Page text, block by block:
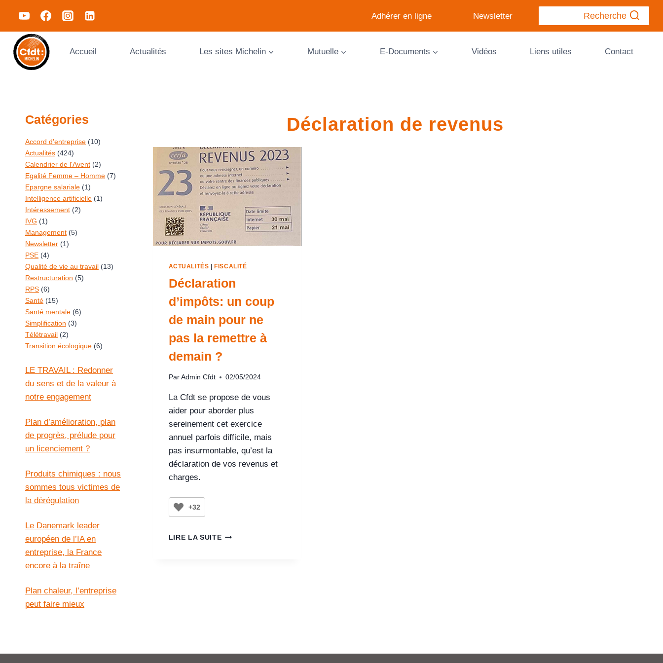
Adhérer en ligne Newsletter Recherche
Accueil Actualités Les sites Michelin Mutuelle E-Documents Vidéos Liens utiles Contact
Déclaration de revenus
ACTUALITÉS |FISCALITÉ
Déclaration
d’impôts: un coup
de main pour ne
pas la remettre à
demain ?
Par Admin Cfdt 02/05/2024
La Cfdt se propose de vous
aider pour aborder plus
sereinement cet exercice
annuel parfois difficile, mais
pas insurmontable, qu’est la
déclaration de vos revenus et
charges.
+32
LIRE LA SUITE
Catégories
Accord d'entreprise (10)
Actualités (424)
Calendrier de l'Avent (2)
Egalité Femme – Homme (7)
Epargne salariale (1)
Intelligence artificielle (1)
Intéressement (2)
IVG (1)
Management (5)
Newsletter (1)
PSE (4)
Qualité de vie au travail (13)
Restructuration (5)
RPS (6)
Santé (15)
Santé mentale (6)
Simplification (3)
Télétravail (2)
Transition écologique (6)
LE TRAVAIL : Redonner
du sens et de la valeur à
notre engagement
Plan d’amélioration, plan
de progrès, prélude pour
un licenciement ?
Produits chimiques : nous
sommes tous victimes de
la dérégulation
Le Danemark leader
européen de l’IA en
entreprise, la France
encore à la traîne
Plan chaleur, l’entreprise
peut faire mieux